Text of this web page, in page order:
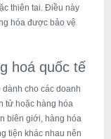
thiên tai. Điều này
hóa được bảo vệ
hoá quốc tế
cho các doanh
tử hoặc hàng hóa
biên giới, hàng hóa
tiện khác nhau nên